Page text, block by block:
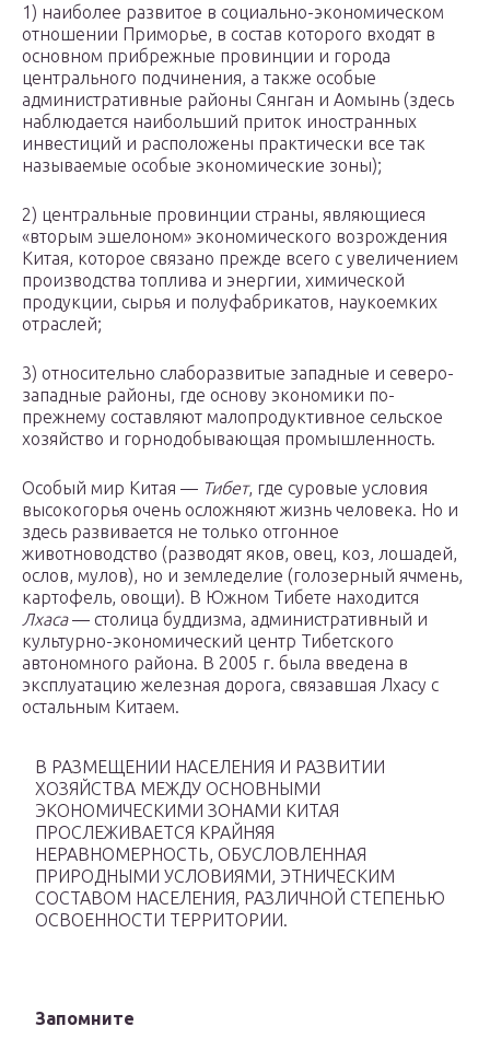
1) наиболее развитое в социально-экономическом
отношении Приморье, в состав которого входят в
основном прибрежные провинции и города
центрального подчинения, а также особые
административные районы Сянган и Аомынь (здесь
наблюдается наибольший приток иностранных
инвестиций и расположены практически все так
называемые особые экономические зоны);
2) центральные провинции страны, являющиеся
«вторым эшелоном» экономического возрождения
Китая, которое связано прежде всего с увеличением
производства топлива и энергии, химической
продукции, сырья и полуфабрикатов, наукоемких
отраслей;
3) относительно слаборазвитые западные и северо-
западные районы, где основу экономики по-
прежнему составляют малопродуктивное сельское
хозяйство и горнодобывающая промышленность.
Особый мир Китая — Тибет, где суровые условия
высокогорья очень осложняют жизнь человека. Но и
здесь развивается не только отгонное
животноводство (разводят яков, овец, коз, лошадей,
ослов, мулов), но и земледелие (голозерный ячмень,
картофель, овощи). В Южном Тибете находится
Лхаса— столица буддизма, административный и
культурно-экономический центр Тибетского
автономного района. В 2005 г. была введена в
эксплуатацию железная дорога, связавшая Лхасу с
остальным Китаем.
В РАЗМЕЩЕНИИ НАСЕЛЕНИЯ И РАЗВИТИИ
ХОЗЯЙСТВА МЕЖДУ ОСНОВНЫМИ
ЭКОНОМИЧЕСКИМИ ЗОНАМИ КИТАЯ
ПРОСЛЕЖИВАЕТСЯ КРАЙНЯЯ
НЕРАВНОМЕРНОСТЬ, ОБУСЛОВЛЕННАЯ
ПРИРОДНЫМИ УСЛОВИЯМИ, ЭТНИЧЕСКИМ
СОСТАВОМ НАСЕЛЕНИЯ, РАЗЛИЧНОЙ СТЕПЕНЬЮ
ОСВОЕННОСТИ ТЕРРИТОРИИ.
Запомните